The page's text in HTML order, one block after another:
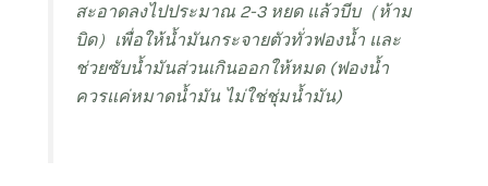
สะอาดลงไปประมาณ 2-3 หยด แล้วบีบ（ห้าม
บิด）เพื่อให้น้ำมันกระจายตัวทั่วฟองน้ำ และ
ช่วยซับน้ำมันส่วนเกินออกให้หมด (ฟองน้ำ
ควรแค่หมาดน้ำมัน ไม่ใช่ชุ่มน้ำมัน)